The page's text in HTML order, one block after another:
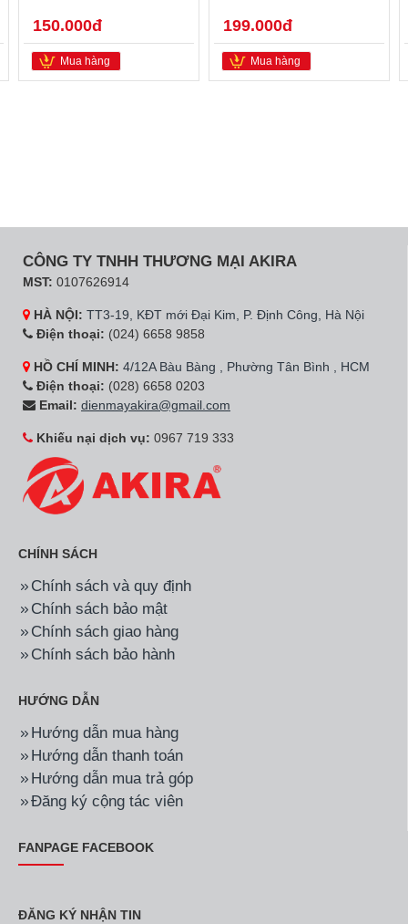
150.000đ
Mua hàng
199.000đ
Mua hàng
CÔNG TY TNHH THƯƠNG MẠI AKIRA
MST: 0107626914
HÀ NỘI: TT3-19, KĐT mới Đại Kim, P. Định Công, Hà Nội
Điện thoại: (024) 6658 9858
HỒ CHÍ MINH: 4/12A Bàu Bàng , Phường Tân Bình , HCM
Điện thoại: (028) 6658 0203
Email: dienmayakira@gmail.com
Khiếu nại dịch vụ: 0967 719 333
CHÍNH SÁCH
Chính sách và quy định
Chính sách bảo mật
Chính sách giao hàng
Chính sách bảo hành
HƯỚNG DẪN
Hướng dẫn mua hàng
Hướng dẫn thanh toán
Hướng dẫn mua trả góp
Đăng ký cộng tác viên
FANPAGE FACEBOOK
ĐĂNG KÝ NHẬN TIN